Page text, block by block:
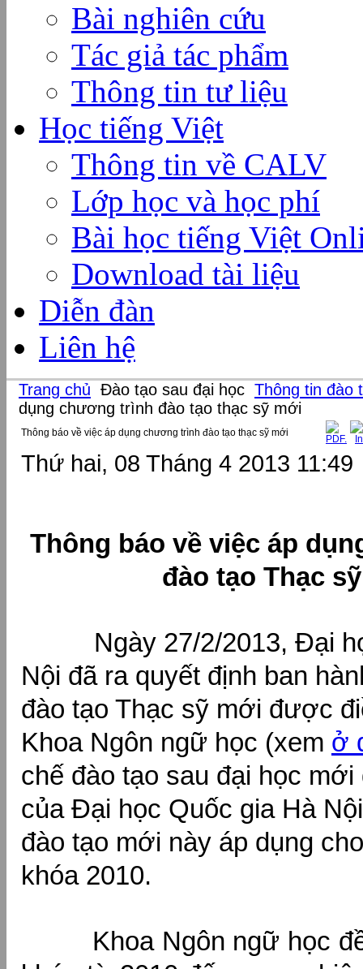
Bài nghiên cứu
Tác giả tác phẩm
Thông tin tư liệu
Học tiếng Việt
Thông tin về CALV
Lớp học và học phí
Bài học tiếng Việt
Download tài liệu
Diễn đàn
Liên hệ
Trang chủ Đào tạo sau đại học Thông tin đào
dụng chương trình đào tạo thạc sỹ mới
Thông báo về việc áp dụng chương trình đào tạo thạc sỹ mới
Thứ hai, 08 Tháng 4 2013 11:49
Thông báo về việc áp
đào tạo Thạc
Ngày 27/2/2013, Đại
Nội đã ra quyết định ban
đào tạo Thạc sỹ mới được
Khoa Ngôn ngữ học (xem ở
chế đào tạo sau đại học
của Đại học Quốc gia Hà
đào tạo mới này áp dụng
khóa 2010.
Khoa Ngôn ngữ học đề